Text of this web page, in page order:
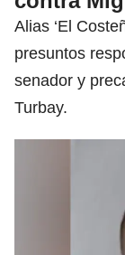
Alias ‘El
presuntos
senador y
Turbay.